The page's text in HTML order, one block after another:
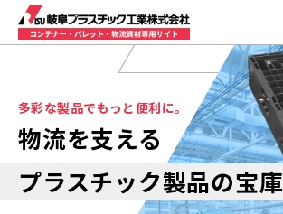
多彩な製品でもっと便利に。
物流を支える
プラスチック製品の宝庫